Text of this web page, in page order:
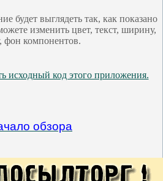
будет выглядеть так, как показано
изменить цвет, текст, ширину,
фон компонентов.
исходный код этого приложения.
обзора